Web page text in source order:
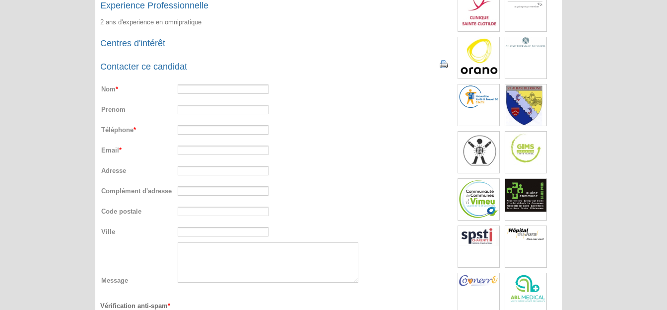
Experience Professionnelle
2 ans d'experience en omnipratique
Centres d'intérêt
Contacter ce candidat
Nom
Prenom
Téléphone
Email
Adresse
Complément d'adresse
Code postale
Ville
Message
Vérification anti-spam